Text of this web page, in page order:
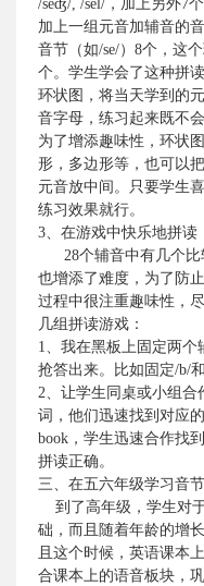
/seʤ/, /sel/ ，加上另外7
加上一组元音加辅音的
音节（如/se/） 8个，这
个。学生学会了这种拼
环状图，将当天学到的
音字母，练习起来既不
为了增添趣味性，环状
形，多边形等，也可以
元音放中间。只要学生
练习效果就行。
3、在游戏中快乐地拼读
28个辅音中有几个
也增添了难度，为了防
过程中很注重趣味性，
几组拼读游戏：
1、我在黑板上固定两个
抢答出来。比如固定/b/和
2、让学生同桌或小组
词，他们迅速找到对应
book ，学生迅速合作找到
拼读正确。
三、在五六年级学习音
到了高年级，学生对
础，而且随着年龄的增
且这个时候，英语课本
合课本上的语音板块，